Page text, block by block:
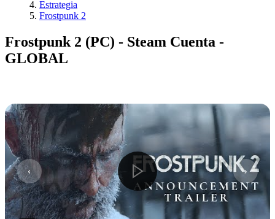
Estrategia
Frostpunk 2
Frostpunk 2 (PC) - Steam Cuenta -
GLOBAL